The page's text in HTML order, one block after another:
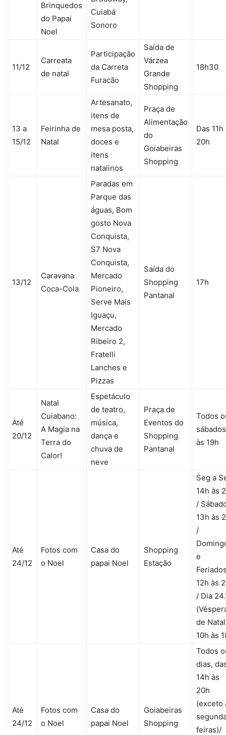
Brinquedos
do Papai
Noel
Cuiabá
Sonoro
11/12
Carreata
de natal
Participação
da Carreta
Furacão
Saída de
Várzea
Grande
Shopping
18h30
13 a
15/12
Feirinha de
Natal
Artesanato,
itens de
mesa posta,
doces e
itens
natalinos
Praça de
Alimentação
do
Goiabeiras
Shopping
Das 11h
20h
13/12
Caravana
Coca-Cola
Paradas em
Parque das
águas, Bom
gosto Nova
Conquista,
S7 Nova
Conquista,
Mercado
Pioneiro,
Serve Mais
Iguaçu,
Mercado
Ribeiro 2,
Fratelli
Lanches e
Pizzas
Saída do
Shopping
Pantanal
17h
Até
20/12
Natal
Cuiabano:
A Magia na
Terra do
Calor!
Espetáculo
de teatro,
música,
dança e
chuva de
neve
Praça de
Eventos do
Shopping
Pantanal
Todos
às 19h
Até
24/12
Fotos com
o Noel
Casa do
papai Noel
Shopping
Estação
Seg a
14h às
/
13h às
/
e
12h às
/ Dia
de
10h às
Até
24/12
Fotos com
o Noel
Casa do
papai Noel
Goiabeiras
Shopping
Todos
dias,
14h às
20h
(exceto
feiras)/